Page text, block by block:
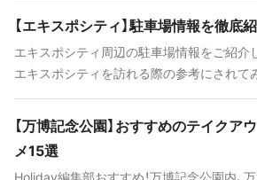
るパソコン等を用いたゲーム競技やプログ
グ、VR体験やYouTube動画撮影など様々な
や技術に触れ、遊びながら学べます。
【エキスポシティ】駐車場情報を徹底紹
エキスポシティ周辺の駐車場情報をご紹介
エキスポシティを訪れる際の参考にされて
【万博記念公園】おすすめのテイクア
メ15選
Holiday編集部おすすめ！万博記念公園内、